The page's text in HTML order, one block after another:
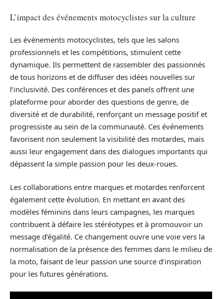
L’impact des événements motocyclistes sur la culture
Les événements motocyclistes, tels que les salons
professionnels et les compétitions, stimulent cette
dynamique. Ils permettent de rassembler des passionnés
de tous horizons et de diffuser des idées nouvelles sur
l’inclusivité. Des conférences et des panels offrent une
plateforme pour aborder des questions de genre, de
diversité et de durabilité, renforçant un message positif et
progressiste au sein de la communauté. Ces événements
favorisent non seulement la visibilité des motardes, mais
aussi leur engagement dans des dialogues importants qui
dépassent la simple passion pour les deux-roues.
Les collaborations entre marques et motardes renforcent
également cette évolution. En mettant en avant des
modèles féminins dans leurs campagnes, les marques
contribuent à défaire les stéréotypes et à promouvoir un
message d’égalité. Ce changement ouvre une voie vers la
normalisation de la présence des femmes dans le milieu de
la moto, faisant de leur passion une source d’inspiration
pour les futures générations.